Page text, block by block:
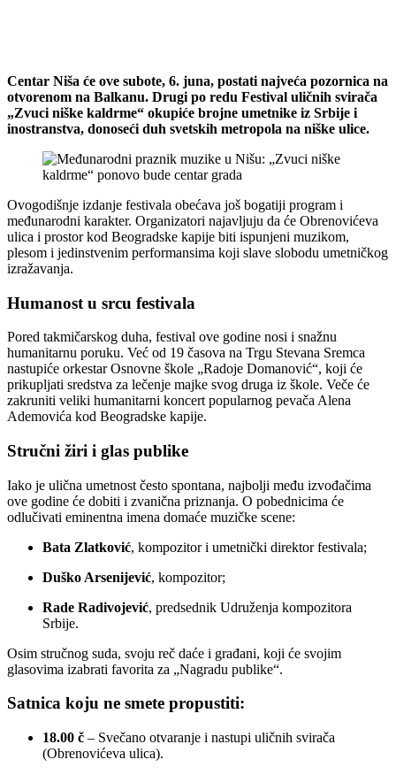
Centar Niša će ove subote, 6. juna, postati najveća pozornica na
otvorenom na Balkanu. Drugi po redu Festival uličnih svirača
„Zvuci niške kaldrme“ okupiće brojne umetnike iz Srbije i
inostranstva, donoseći duh svetskih metropola na niške ulice.
Ovogodišnje izdanje festivala obećava još bogatiji program i
međunarodni karakter. Organizatori najavljuju da će Obrenovićeva
ulica i prostor kod Beogradske kapije biti ispunjeni muzikom,
plesom i jedinstvenim performansima koji slave slobodu umetničkog
izražavanja.
Humanost u srcu festivala
Pored takmičarskog duha, festival ove godine nosi i snažnu
humanitarnu poruku. Već od 19 časova na Trgu Stevana Sremca
nastupiće orkestar Osnovne škole „Radoje Domanović“, koji će
prikupljati sredstva za lečenje majke svog druga iz škole. Veče će
zakruniti veliki humanitarni koncert popularnog pevača Alena
Ademovića kod Beogradske kapije.
Stručni žiri i glas publike
Iako je ulična umetnost često spontana, najbolji među izvođačima
ove godine će dobiti i zvanična priznanja. O pobednicima će
odlučivati eminentna imena domaće muzičke scene:
Bata Zlatković, kompozitor i umetnički direktor festivala;
Duško Arsenijević, kompozitor;
Rade Radivojević, predsednik Udruženja kompozitora
Srbije.
Osim stručnog suda, svoju reč daće i građani, koji će svojim
glasovima izabrati favorita za „Nagradu publike“.
Satnica koju ne smete propustiti:
18.00 č – Svečano otvaranje i nastupi uličnih svirača
(Obrenovićeva ulica).